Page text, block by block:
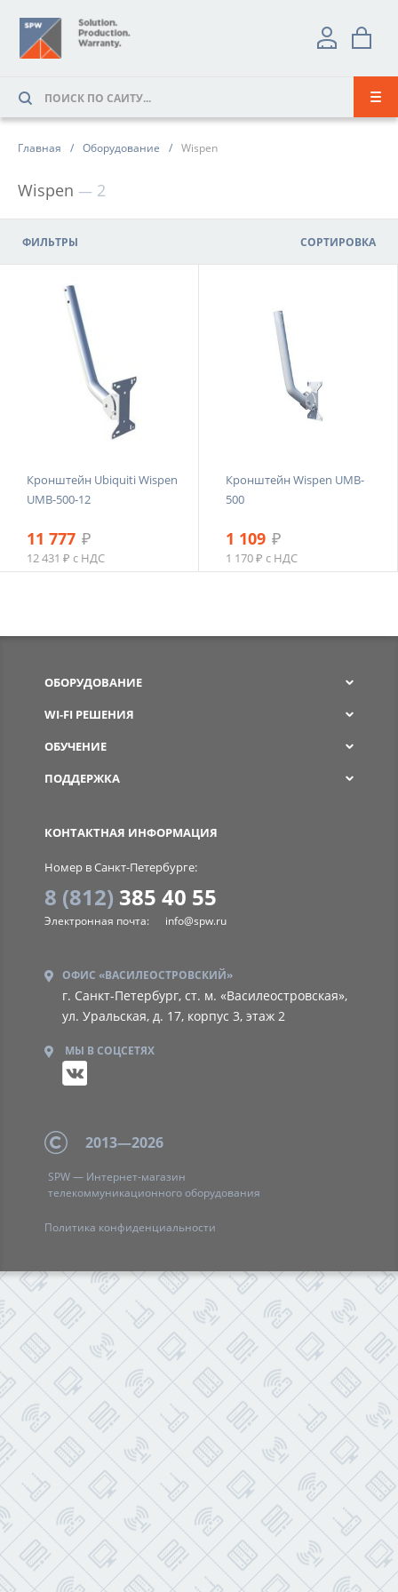
Главная Оборудование Wispen
Wispen 2
ФИЛЬТРЫ СОРТИРОВКА
Кронштейн Ubiquiti Wispen
UMB-500-12
11 777 ₽
12 431 ₽ с НДС
Кронштейн Wispen UMB-
500
1 109 ₽
1 170 ₽ с НДС
КОНТАКТНАЯ ИНФОРМАЦИЯ
Номер в Санкт-Петербурге:
8 (812) 385 40 55
Электронная почта: info@spw.ru
ОФИС «ВАСИЛЕОСТРОВСКИЙ»
г. Санкт-Петербург, ст. м. «Василеостровская»,
ул. Уральская, д. 17, корпус 3, этаж 2
МЫ В СОЦСЕТЯХ
ОБОРУДОВАНИЕ
WI-FI РЕШЕНИЯ
ОБУЧЕНИЕ
ПОДДЕРЖКА
2013—2026
SPW — Интернет-магазин
телекоммуникационного оборудования
Политика конфиденциальности